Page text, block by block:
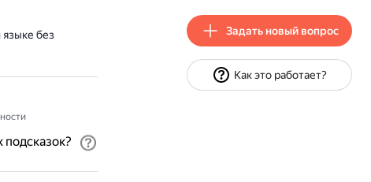
без
Задать новый вопрос
Как это работает?